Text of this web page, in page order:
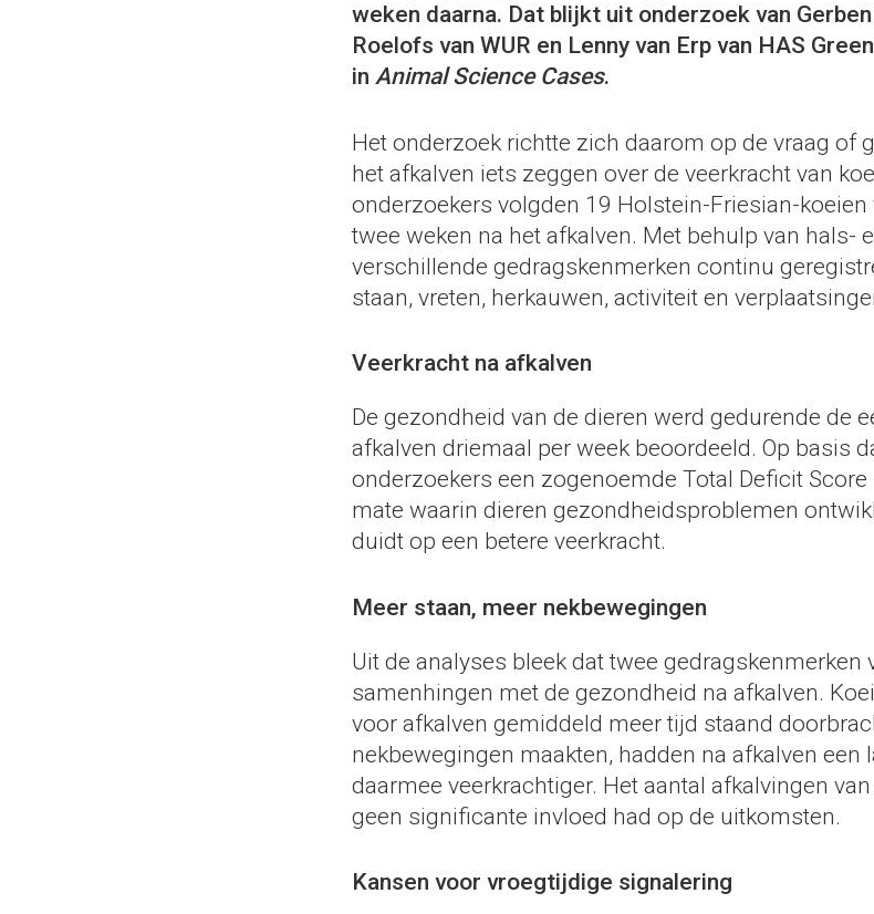
weken daarna. Dat blijkt uit onderzoek van
Roelofs van WUR en Lenny van Erp van HAS
in Animal Science Cases.
Het onderzoek richtte zich daarom op de vraag of
het afkalven iets zeggen over de veerkracht van
onderzoekers volgden 19 Holstein-Friesian-
twee weken na het afkalven. Met behulp van hals-
verschillende gedragskenmerken continu
staan, vreten, herkauwen, activiteit en
Veerkracht na afkalven
De gezondheid van de dieren werd gedurende de
afkalven driemaal per week beoordeeld. Op basis
onderzoekers een zogenoemde Total Deficit Score
mate waarin dieren gezondheidsproblemen
duidt op een betere veerkracht.
Meer staan, meer nekbewegingen
Uit de analyses bleek dat twee gedragskenmerken
samenhingen met de gezondheid na afkalven.
voor afkalven gemiddeld meer tijd staand
nekbewegingen maakten, hadden na afkalven een
daarmee veerkrachtiger. Het aantal afkalvingen
geen significante invloed had op de uitkomsten.
Kansen voor vroegtijdige signalering